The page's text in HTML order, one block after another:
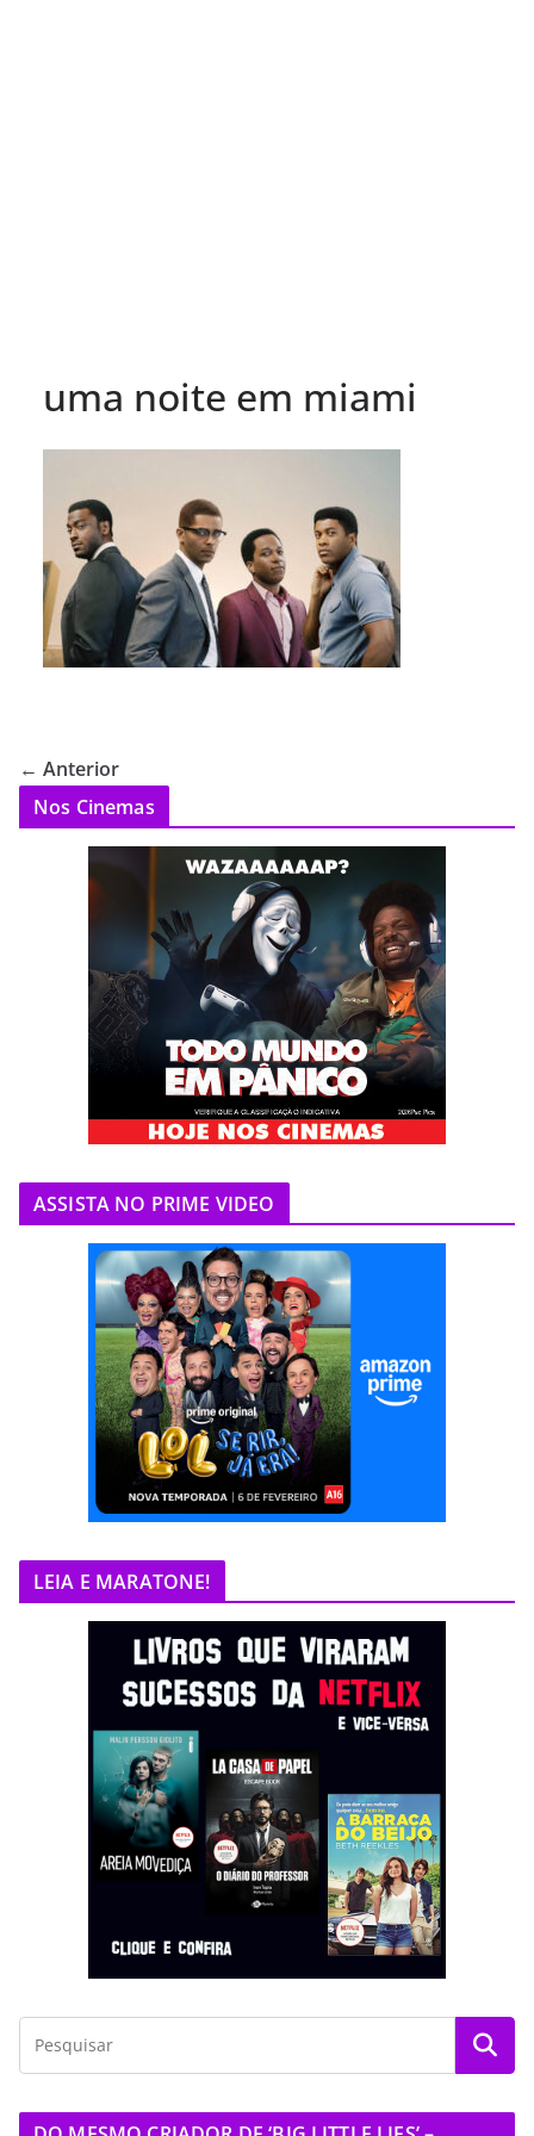
uma noite em miami
← Anterior
Nos Cinemas
ASSISTA NO PRIME VIDEO
LEIA E MARATONE!